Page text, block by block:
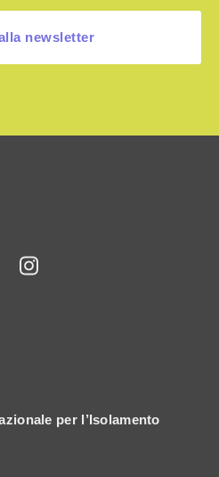
newsletter
per l’Isolamento